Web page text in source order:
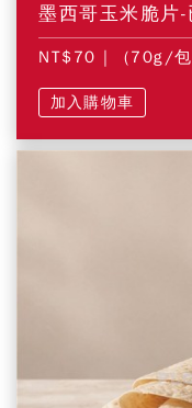
墨西哥玉米脆片
NT$70 | (70g/包
加入購物車